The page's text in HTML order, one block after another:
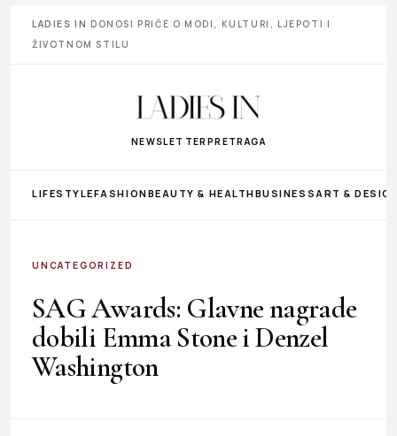
LADIES IN DONOSI PRIČE O MODI, KULTURI, LJEPOTI I
ŽIVOTNOM STILU
NEWSLETTER PRETRAGA
LIFESTYLEFASHIONBEAUTY & HEALTHBUSINESS ART &
UNCATEGORIZED
SAG Awards: Glavne nagrade
dobili Emma Stone i Denzel
Washington